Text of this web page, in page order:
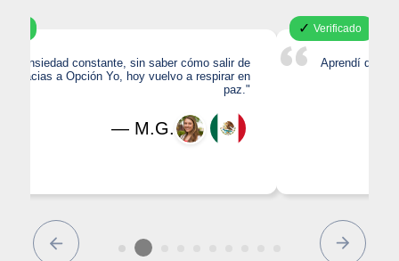
Aprendí que poner límites no me hace egoísta, sino
valiente. Ahora me priorizo sin culpa."
— L.R.
Previous Next